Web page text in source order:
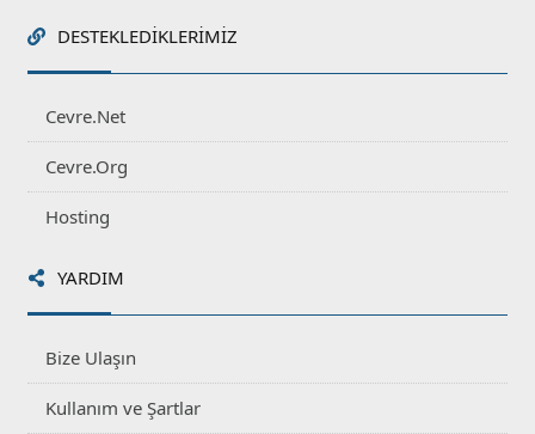
DESTEKLEDIKLERIMIZ
Cevre.Net
Cevre.Org
Hosting
YARDIM
Bize Ulaşın
Kullanım ve Şartlar